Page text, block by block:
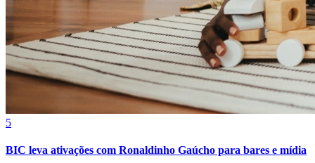
5
BIC leva ativações com Ronaldinho Gaúcho para bares e mídia